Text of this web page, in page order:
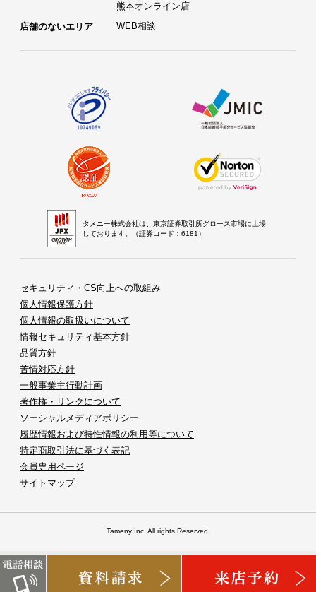
熊本オンライン店
店舗のないエリア
WEB相談
タメニー株式会社は、東京証券取引所グロース市場に上場
しております。（証券コード：6181）
セキュリティ・CS向上への取組み
個人情報保護方針
個人情報の取扱いについて
情報セキュリティ基本方針
品質方針
苦情対応方針
一般事業主行動計画
著作権・リンクについて
ソーシャルメディアポリシー
履歴情報および特性情報の利用等について
特定商取引法に基づく表記
会員専用ページ
サイトマップ
Tameny Inc. All rights Reserved.